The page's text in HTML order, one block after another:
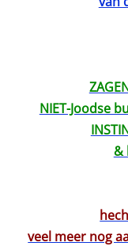
NIET-Joodse
&
veel meer nog